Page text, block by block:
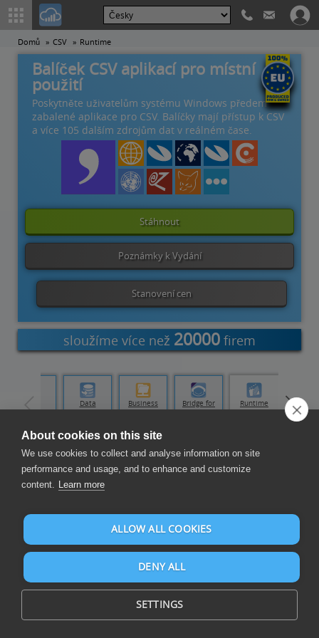
Domů CSV Runtime
Stáhnout
Poznámky k Vydání
Stanovení cen
Balíček CSV aplikací pro místní
použití
Poskytněte uživatelům systému Windows předem
zabalené aplikace pro CSV. Balíčky mají přístup k CSV
a více 105 dalším zdrojům dat v reálném čase.
sloužíme více než 20000 firem
Data
Replicator
Data
Loader
Business
FTP Server
Bridge for
Developers
Runtime
Vyměňujte Data
Automatizovaná a spolehlivá výměna obchodních dat v rámci
aplikací i napříč aplikacemi pro optimální integraci dat
About cookies on this site
We use cookies to collect and analyse information on site
performance and usage, and to enhance and customize
content. Learn more
ALLOW ALL COOKIES
DENY ALL
SETTINGS